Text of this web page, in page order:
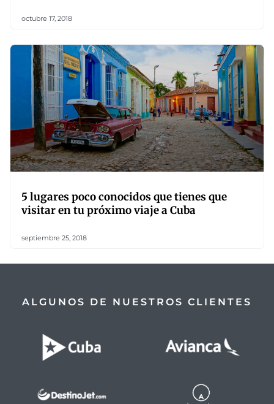
octubre 17, 2018
5 lugares poco conocidos que tienes que
visitar en tu próximo viaje a Cuba
septiembre 25, 2018
ALGUNOS DE NUESTROS CLIENTES